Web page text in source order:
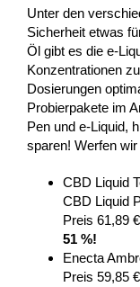
Unter den
Sicherheit etwas
Öl gibt es die e-
Konzentrationen
Dosierungen
Probierpakete im
Pen und e-Liquid,
sparen! Werfen
CBD Liquid
CBD Liquid
Preis 61,89
51 %!
Enecta
Preis 59,85